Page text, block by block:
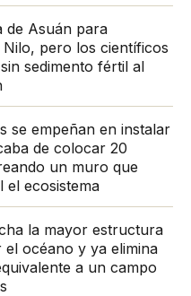
de Asuán para
pero los científicos
sedimento fértil al
se empeñan en instalar
de colocar 20
un muro que
el ecosistema
la mayor estructura
el océano y ya elimina
a un campo